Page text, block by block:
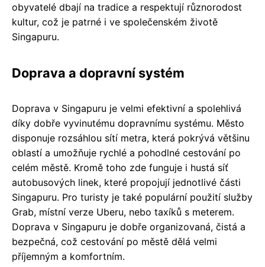
obyvatelé dbají na tradice a respektují různorodost
kultur, což je patrné i ve společenském životě
Singapuru.
Doprava a dopravní systém
Doprava v Singapuru je velmi efektivní a spolehlivá
díky dobře vyvinutému dopravnímu systému. Město
disponuje rozsáhlou sítí metra, která pokrývá většinu
oblastí a umožňuje rychlé a pohodlné cestování po
celém městě. Kromě toho zde funguje i hustá síť
autobusových linek, které propojují jednotlivé části
Singapuru. Pro turisty je také populární použití služby
Grab, místní verze Uberu, nebo taxíků s meterem.
Doprava v Singapuru je dobře organizovaná, čistá a
bezpečná, což cestování po městě dělá velmi
příjemným a komfortním.